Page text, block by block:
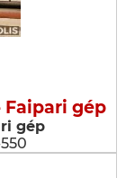
Faipari gép
gép